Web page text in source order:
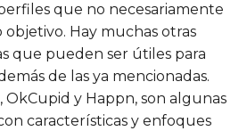
que no necesariamente
Hay muchas otras
que pueden ser útiles para
de las ya mencionadas.
OkCupid y Happn, son algunas
características y enfoques